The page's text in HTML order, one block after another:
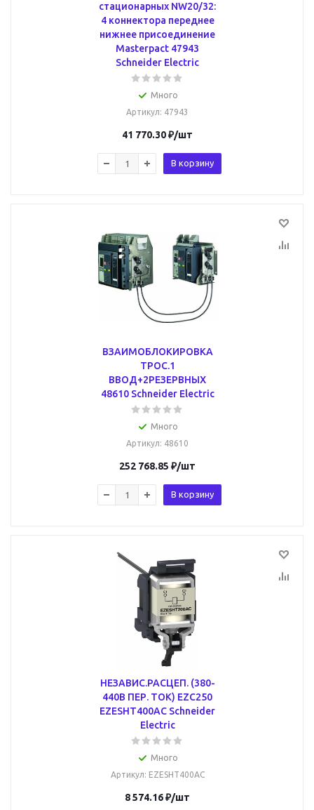
стационарных NW20/32:
4 коннектора переднее
нижнее присоединение
Masterpact 47943
Schneider Electric
Много
Артикул: 47943
41 770.30₽/шт
В корзину
ВЗАИМОБЛОКИРОВКА
ТРОС.1
ВВОД+2РЕЗЕРВНЫХ
48610 Schneider Electric
Много
Артикул: 48610
252 768.85 ₽/шт
В корзину
НЕЗАВИС.РАСЦЕП. (380-
440В ПЕР. ТОК) EZC250
EZESHT400AC Schneider
Electric
Много
Артикул: EZESHT400AC
8 574.16₽/шт